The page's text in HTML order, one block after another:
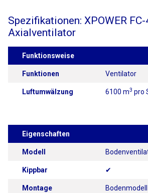
Spezifikationen: XPOWER
Axialventilator
Funktionsweise
Funktionen Ventilator
Luftumwälzung 6100 m3 pro
Eigenschaften
Modell
Kippbar ✔
Montage Bodenmodell